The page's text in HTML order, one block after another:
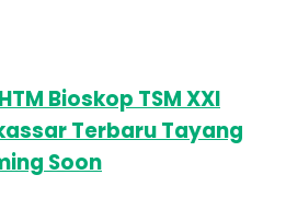
Bioskop TSM XXI
Terbaru Tayang
Soon